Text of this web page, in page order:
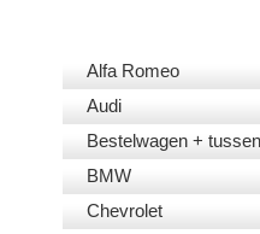
Alfa Romeo
Audi
Bestelwagen +
BMW
Chevrolet